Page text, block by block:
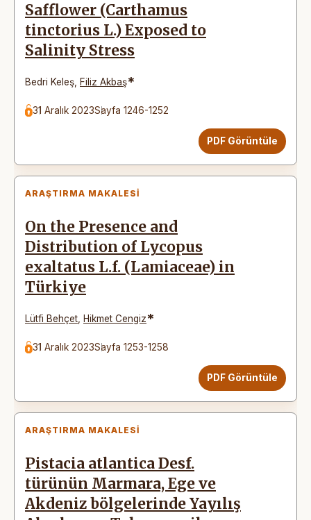
Safflower (Carthamus
tinctorius L.) Exposed to
Salinity Stress
Bedri Keleş Filiz Akbaş*
31 Aralık 2023Sayfa 1246-1252
PDF Görüntüle
ARAŞTIRMA MAKALESI
On the Presence and
Distribution of Lycopus
exaltatus L.f. (Lamiaceae) in
Türkiye
Lütfi Behçet Hikmet Cengiz*
31 Aralık 2023Sayfa 1253-1258
PDF Görüntüle
ARAŞTIRMA MAKALESI
Pistacia atlantica Desf.
türünün Marmara, Ege ve
Akdeniz bölgelerinde Yayılış